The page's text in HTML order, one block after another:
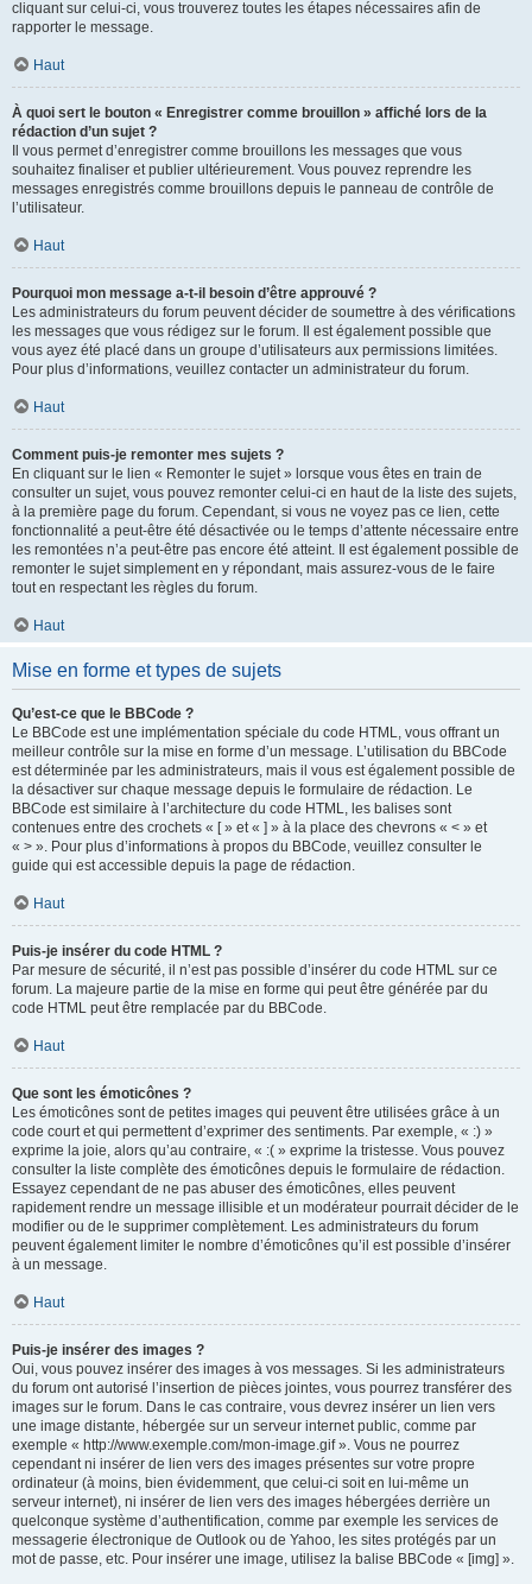
cliquant sur celui-ci, vous trouverez toutes les étapes nécessaires afin de
rapporter le message.
Haut
À quoi sert le bouton « Enregistrer comme brouillon » affiché lors de la
rédaction d’un sujet ?
Il vous permet d’enregistrer comme brouillons les messages que vous
souhaitez finaliser et publier ultérieurement. Vous pouvez reprendre les
messages enregistrés comme brouillons depuis le panneau de contrôle de
l’utilisateur.
Haut
Pourquoi mon message a-t-il besoin d’être approuvé ?
Les administrateurs du forum peuvent décider de soumettre à des vérifications
les messages que vous rédigez sur le forum. Il est également possible que
vous ayez été placé dans un groupe d’utilisateurs aux permissions limitées.
Pour plus d’informations, veuillez contacter un administrateur du forum.
Haut
Comment puis-je remonter mes sujets ?
En cliquant sur le lien « Remonter le sujet » lorsque vous êtes en train de
consulter un sujet, vous pouvez remonter celui-ci en haut de la liste des sujets,
à la première page du forum. Cependant, si vous ne voyez pas ce lien, cette
fonctionnalité a peut-être été désactivée ou le temps d’attente nécessaire entre
les remontées n’a peut-être pas encore été atteint. Il est également possible de
remonter le sujet simplement en y répondant, mais assurez-vous de le faire
tout en respectant les règles du forum.
Haut
Mise en forme et types de sujets
Qu’est-ce que le BBCode ?
Le BBCode est une implémentation spéciale du code HTML, vous offrant un
meilleur contrôle sur la mise en forme d’un message. L’utilisation du BBCode
est déterminée par les administrateurs, mais il vous est également possible de
la désactiver sur chaque message depuis le formulaire de rédaction. Le
BBCode est similaire à l’architecture du code HTML, les balises sont
contenues entre des crochets « [ » et « ] » à la place des chevrons « < » et
« > ». Pour plus d’informations à propos du BBCode, veuillez consulter le
guide qui est accessible depuis la page de rédaction.
Haut
Puis-je insérer du code HTML ?
Par mesure de sécurité, il n’est pas possible d’insérer du code HTML sur ce
forum. La majeure partie de la mise en forme qui peut être générée par du
code HTML peut être remplacée par du BBCode.
Haut
Que sont les émoticônes ?
Les émoticônes sont de petites images qui peuvent être utilisées grâce à un
code court et qui permettent d’exprimer des sentiments. Par exemple, « :) »
exprime la joie, alors qu’au contraire, « :( » exprime la tristesse. Vous pouvez
consulter la liste complète des émoticônes depuis le formulaire de rédaction.
Essayez cependant de ne pas abuser des émoticônes, elles peuvent
rapidement rendre un message illisible et un modérateur pourrait décider de le
modifier ou de le supprimer complètement. Les administrateurs du forum
peuvent également limiter le nombre d’émoticônes qu’il est possible d’insérer
à un message.
Haut
Puis-je insérer des images ?
Oui, vous pouvez insérer des images à vos messages. Si les administrateurs
du forum ont autorisé l’insertion de pièces jointes, vous pourrez transférer des
images sur le forum. Dans le cas contraire, vous devrez insérer un lien vers
une image distante, hébergée sur un serveur internet public, comme par
exemple « http://www.exemple.com/mon-image.gif ». Vous ne pourrez
cependant ni insérer de lien vers des images présentes sur votre propre
ordinateur (à moins, bien évidemment, que celui-ci soit en lui-même un
serveur internet), ni insérer de lien vers des images hébergées derrière un
quelconque système d’authentification, comme par exemple les services de
messagerie électronique de Outlook ou de Yahoo, les sites protégés par un
mot de passe, etc. Pour insérer une image, utilisez la balise BBCode « [img] ».